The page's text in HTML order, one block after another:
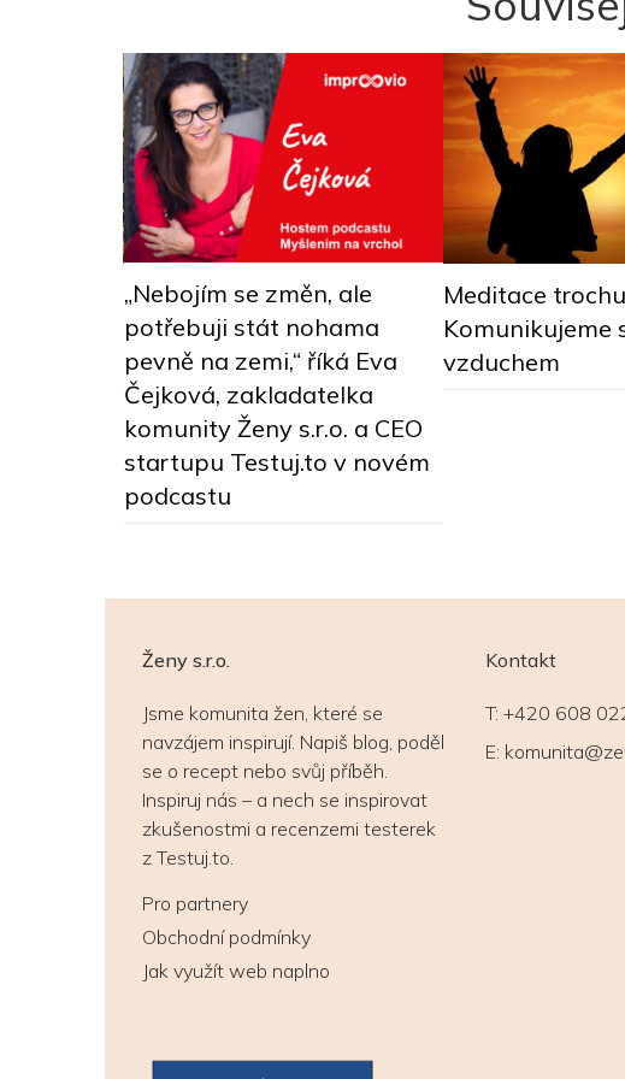
„Nebojím se změn, ale
potřebuji stát nohama
pevně na zemi,“ říká Eva
Čejková, zakladatelka
komunity Ženy s.r.o. a CEO
startupu Testuj.to v novém
podcastu
Meditace
Komunikujeme
vzduchem
Ženy s.r.o.
Jsme komunita žen, které se
navzájem inspirují. Napiš blog, poděl
se o recept nebo svůj příběh.
Inspiruj nás – a nech se inspirovat
zkušenostmi a recenzemi testerek
z Testuj.to.
Pro partnery
Obchodní podmínky
Jak využít web naplno
Kontakt
T: +420 608
E: